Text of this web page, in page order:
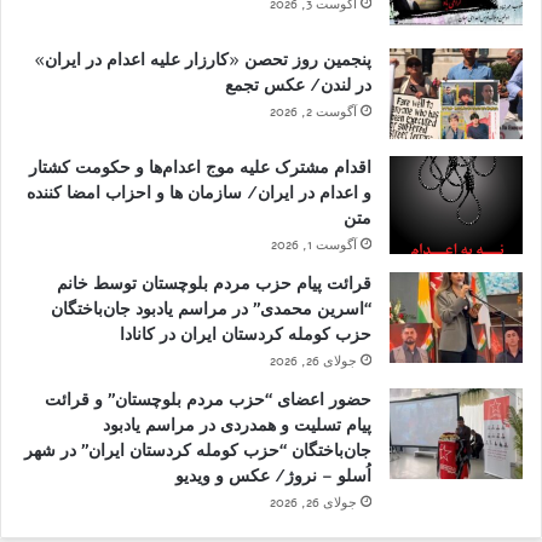
آگوست 3, 2026
پنجمین روز تحصن «کارزار علیه اعدام در ایران»
در لندن/ عکس تجمع
آگوست 2, 2026
اقدام مشترک علیه موج اعدام‌ها و حکومت کشتار
و اعدام در ایران/ سازمان ها و احزاب امضا کننده
متن
آگوست 1, 2026
قرائت پیام حزب مردم بلوچستان توسط خانم
“اسرین محمدی” در مراسم یادبود جان‌باختگان
حزب کومله کردستان ایران در کانادا
جولای 26, 2026
حضور اعضای “حزب مردم بلوچستان” و قرائت
پیام تسلیت و همدردی در مراسم یادبود
جان‌باختگان “حزب کومله کردستان ایران” در شهر
اُسلو – نروژ/ عکس و ویدیو
جولای 26, 2026